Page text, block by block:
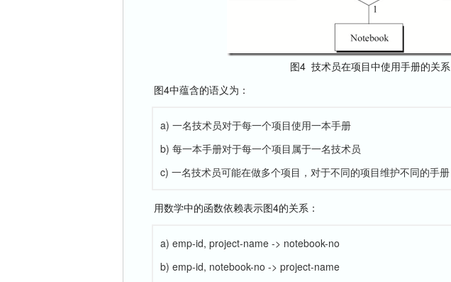
图4 技术员在项目中使用手册的关系
图4中蕴含的语义为：
a) 一名技术员对于每一个项目使用一本手册
b) 每一本手册对于每一个项目属于一名技术员
c) 一名技术员可能在做多个项目，对于不同的项目维护不同的手册
用数学中的函数依赖表示图4的关系：
a) emp-id, project-name -> notebook-no
b) emp-id, notebook-no -> project-name